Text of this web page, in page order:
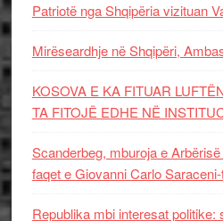
Patriotë nga Shqipëria vizituan
Mirëseardhje në Shqipëri,
KOSOVA E KA FITUAR
TA FITOJË EDHE NË
Scanderbeg, mburoja e
faqet e Giovanni Carlo
Republika mbi interesat politike: